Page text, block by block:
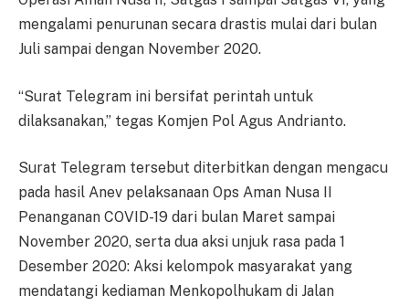
mengalami penurunan secara drastis mulai dari bulan
Juli sampai dengan November 2020.
“Surat Telegram ini bersifat perintah untuk
dilaksanakan,” tegas Komjen Pol Agus Andrianto.
Surat Telegram tersebut diterbitkan dengan mengacu
pada hasil Anev pelaksanaan Ops Aman Nusa II
Penanganan COVID-19 dari bulan Maret sampai
November 2020, serta dua aksi unjuk rasa pada 1
Desember 2020: Aksi kelompok masyarakat yang
mendatangi kediaman Menkopolhukam di Jalan